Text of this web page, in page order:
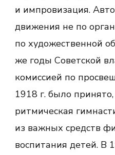
и импровизация.
движения не по
по художественной
же годы Советской
комиссией по
1918 г. было
ритмическая
из важных средств
воспитания детей. В